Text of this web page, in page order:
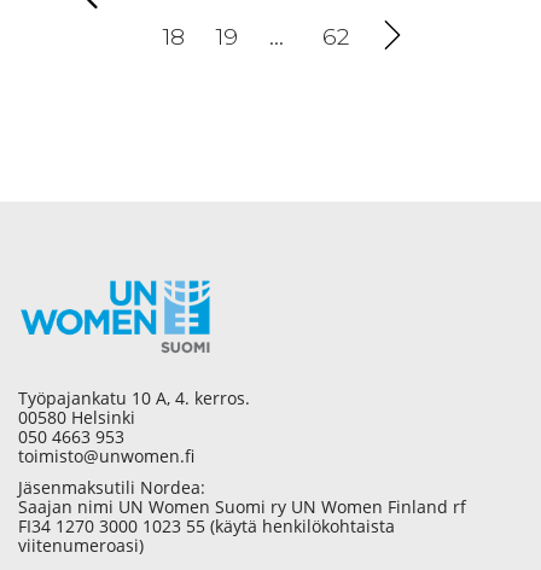
18 19 … 62
Työpajankatu 10 A, 4. kerros.
00580 Helsinki
050 4663 953
toimisto@unwomen.fi
Jäsenmaksutili Nordea:
Saajan nimi UN Women Suomi ry UN Women Finland rf
FI34 1270 3000 1023 55 (käytä henkilökohtaista
viitenumeroasi)